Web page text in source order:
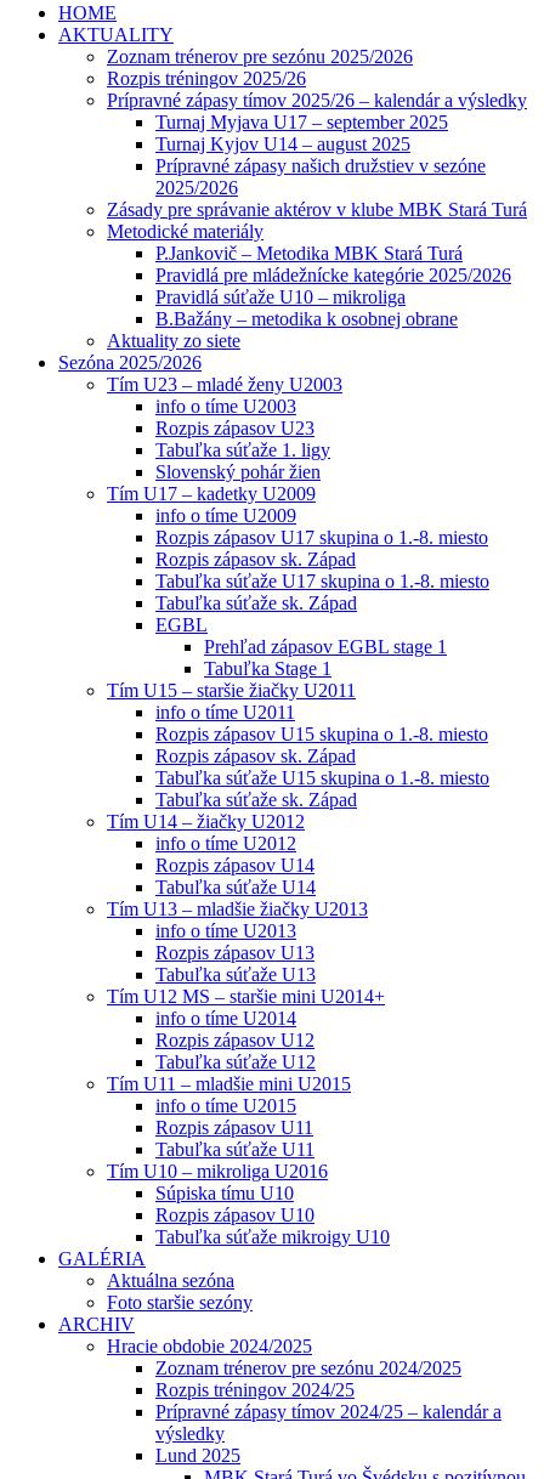
HOME
AKTUALITY
Zoznam trénerov pre sezónu 2025/2026
Rozpis tréningov 2025/26
Prípravné zápasy tímov 2025/26 – kalendár a výsledky
Turnaj Myjava U17 – september 2025
Turnaj Kyjov U14 – august 2025
Prípravné zápasy našich družstiev v sezóne
2025/2026
Zásady pre správanie aktérov v klube MBK Stará Turá
Metodické materiály
P.Jankovič – Metodika MBK Stará Turá
Pravidlá pre mládežnícke kategórie 2025/2026
Pravidlá súťaže U10 – mikroliga
B.Bažány – metodika k osobnej obrane
Aktuality zo siete
Sezóna 2025/2026
Tím U23 – mladé ženy U2003
info o tíme U2003
Rozpis zápasov U23
Tabuľka súťaže 1. ligy
Slovenský pohár žien
Tím U17 – kadetky U2009
info o tíme U2009
Rozpis zápasov U17 skupina o 1.-8. miesto
Rozpis zápasov sk. Západ
Tabuľka súťaže U17 skupina o 1.-8. miesto
Tabuľka súťaže sk. Západ
EGBL
Prehľad zápasov EGBL stage 1
Tabuľka Stage 1
Tím U15 – staršie žiačky U2011
info o tíme U2011
Rozpis zápasov U15 skupina o 1.-8. miesto
Rozpis zápasov sk. Západ
Tabuľka súťaže U15 skupina o 1.-8. miesto
Tabuľka súťaže sk. Západ
Tím U14 – žiačky U2012
info o tíme U2012
Rozpis zápasov U14
Tabuľka súťaže U14
Tím U13 – mladšie žiačky U2013
info o tíme U2013
Rozpis zápasov U13
Tabuľka súťaže U13
Tím U12 MS – staršie mini U2014+
info o tíme U2014
Rozpis zápasov U12
Tabuľka súťaže U12
Tím U11 – mladšie mini U2015
info o tíme U2015
Rozpis zápasov U11
Tabuľka súťaže U11
Tím U10 – mikroliga U2016
Súpiska tímu U10
Rozpis zápasov U10
Tabuľka súťaže mikroigy U10
GALÉRIA
Aktuálna sezóna
Foto staršie sezóny
ARCHIV
Hracie obdobie 2024/2025
Zoznam trénerov pre sezónu 2024/2025
Rozpis tréningov 2024/25
Prípravné zápasy tímov 2024/25 – kalendár a
výsledky
Lund 2025